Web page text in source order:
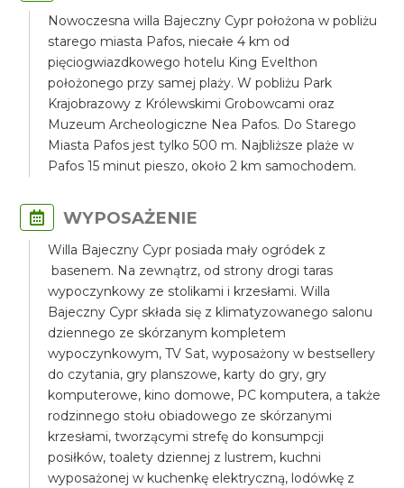
Nowoczesna willa Bajeczny Cypr położona w pobliżu
starego miasta Pafos, niecałe 4 km od
pięciogwiazdkowego hotelu King Evelthon
położonego przy samej plaży. W pobliżu Park
Krajobrazowy z Królewskimi Grobowcami oraz
Muzeum Archeologiczne Nea Pafos. Do Starego
Miasta Pafos jest tylko 500 m. Najbliższe plaże w
Pafos 15 minut pieszo, około 2 km samochodem.
WYPOSAŻENIE
Willa Bajeczny Cypr posiada mały ogródek z
basenem. Na zewnątrz, od strony drogi taras
wypoczynkowy ze stolikami i krzesłami. Willa
Bajeczny Cypr składa się z klimatyzowanego salonu
dziennego ze skórzanym kompletem
wypoczynkowym, TV Sat, wyposażony w bestsellery
do czytania, gry planszowe, karty do gry, gry
komputerowe, kino domowe, PC komputera, a także
rodzinnego stołu obiadowego ze skórzanymi
krzesłami, tworzącymi strefę do konsumpcji
posiłków, toalety dziennej z lustrem, kuchni
wyposażonej w kuchenkę elektryczną, lodówkę z